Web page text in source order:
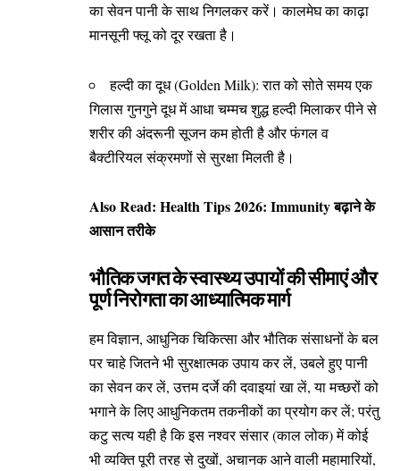
का सेवन पानी के साथ निगलकर करें। कालमेघ का काढ़ा
मानसूनी फ्लू को दूर रखता है।
हल्दी का दूध (Golden Milk): रात को सोते समय एक
गिलास गुनगुने दूध में आधा चम्मच शुद्ध हल्दी मिलाकर पीने से
शरीर की अंदरूनी सूजन कम होती है और फंगल व
बैक्टीरियल संक्रमणों से सुरक्षा मिलती है।
Also Read: Health Tips 2026: Immunity बढ़ाने के
आसान तरीके
भौतिक जगत के स्वास्थ्य उपायों की सीमाएं और
पूर्ण निरोगता का आध्यात्मिक मार्ग
हम विज्ञान, आधुनिक चिकित्सा और भौतिक संसाधनों के बल
पर चाहे जितने भी सुरक्षात्मक उपाय कर लें, उबले हुए पानी
का सेवन कर लें, उत्तम दर्जे की दवाइयां खा लें, या मच्छरों को
भगाने के लिए आधुनिकतम तकनीकों का प्रयोग कर लें; परंतु
कटु सत्य यही है कि इस नश्वर संसार (काल लोक) में कोई
भी व्यक्ति पूरी तरह से दुखों, अचानक आने वाली महामारियों,